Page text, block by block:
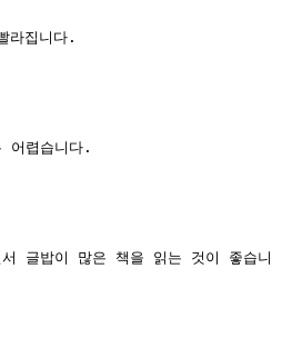
라집니다.
렵습니다.
글밥이 많은 책을 읽는 것이 좋습니